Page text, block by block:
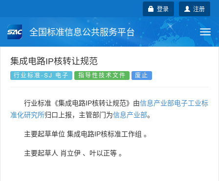
注册
登录
全国标准信息公共服务平台
国家标准 行业标准
国外标准 技术委员会
集成电路IP核转让规范
行业标准-SJ 电子 指导性技术文件 废止
行业标准《集成电路IP核转让规范》由信息产业部电子工业标
准化研究所归口上报，主管部门为信息产业部。
主要起草单位 集成电路IP核标准工作组 。
主要起草人 肖立伊 、 叶以正等 。